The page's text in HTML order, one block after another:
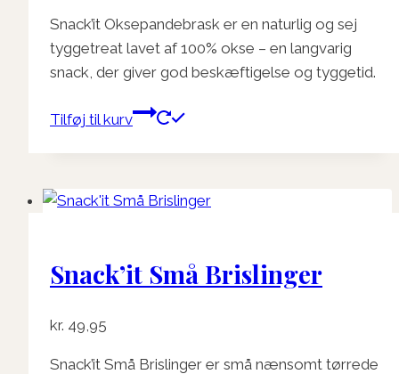
Snack’it Oksepandebrask er en naturlig og sej
tyggetreat lavet af 100% okse – en langvarig
snack, der giver god beskæftigelse og tyggetid.
Tilføj til kurv
Snack’it Små Brislinger
kr. 49,95
Snack’it Små Brislinger er små nænsomt tørrede